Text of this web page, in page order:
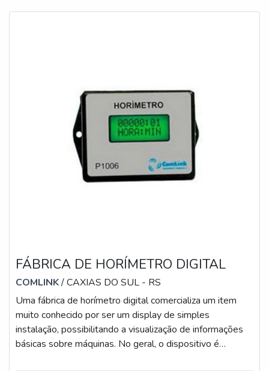
FÁBRICA DE HORÍMETRO DIGITAL
COMLINK/ CAXIAS DO SUL - RS
Uma fábrica de horímetro digital comercializa um item
muito conhecido por ser um display de simples
instalação, possibilitando a visualização de informações
básicas sobre máquinas. No geral, o dispositivo é